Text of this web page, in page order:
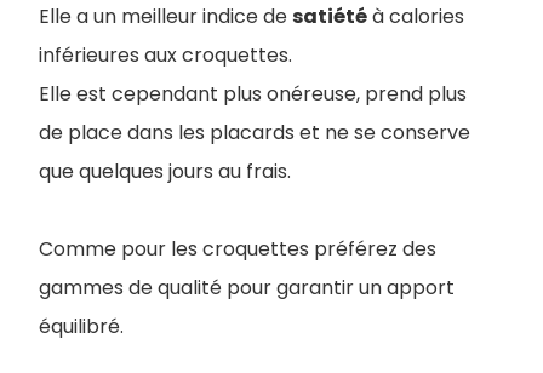
Elle a un meilleur indice desatiétéà calories
inférieures aux croquettes.
Elle est cependant plus onéreuse, prend plus
de place dans les placards et ne se conserve
que quelques jours au frais.
Comme pour les croquettes préférez des
gammes de qualité pour garantir un apport
équilibré.